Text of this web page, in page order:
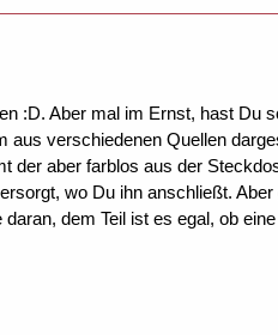
:D. Aber mal im Ernst, hast Du
verschiedenen Quellen
der aber farblos aus der
wo Du ihn anschließt.
dem Teil ist es egal, ob